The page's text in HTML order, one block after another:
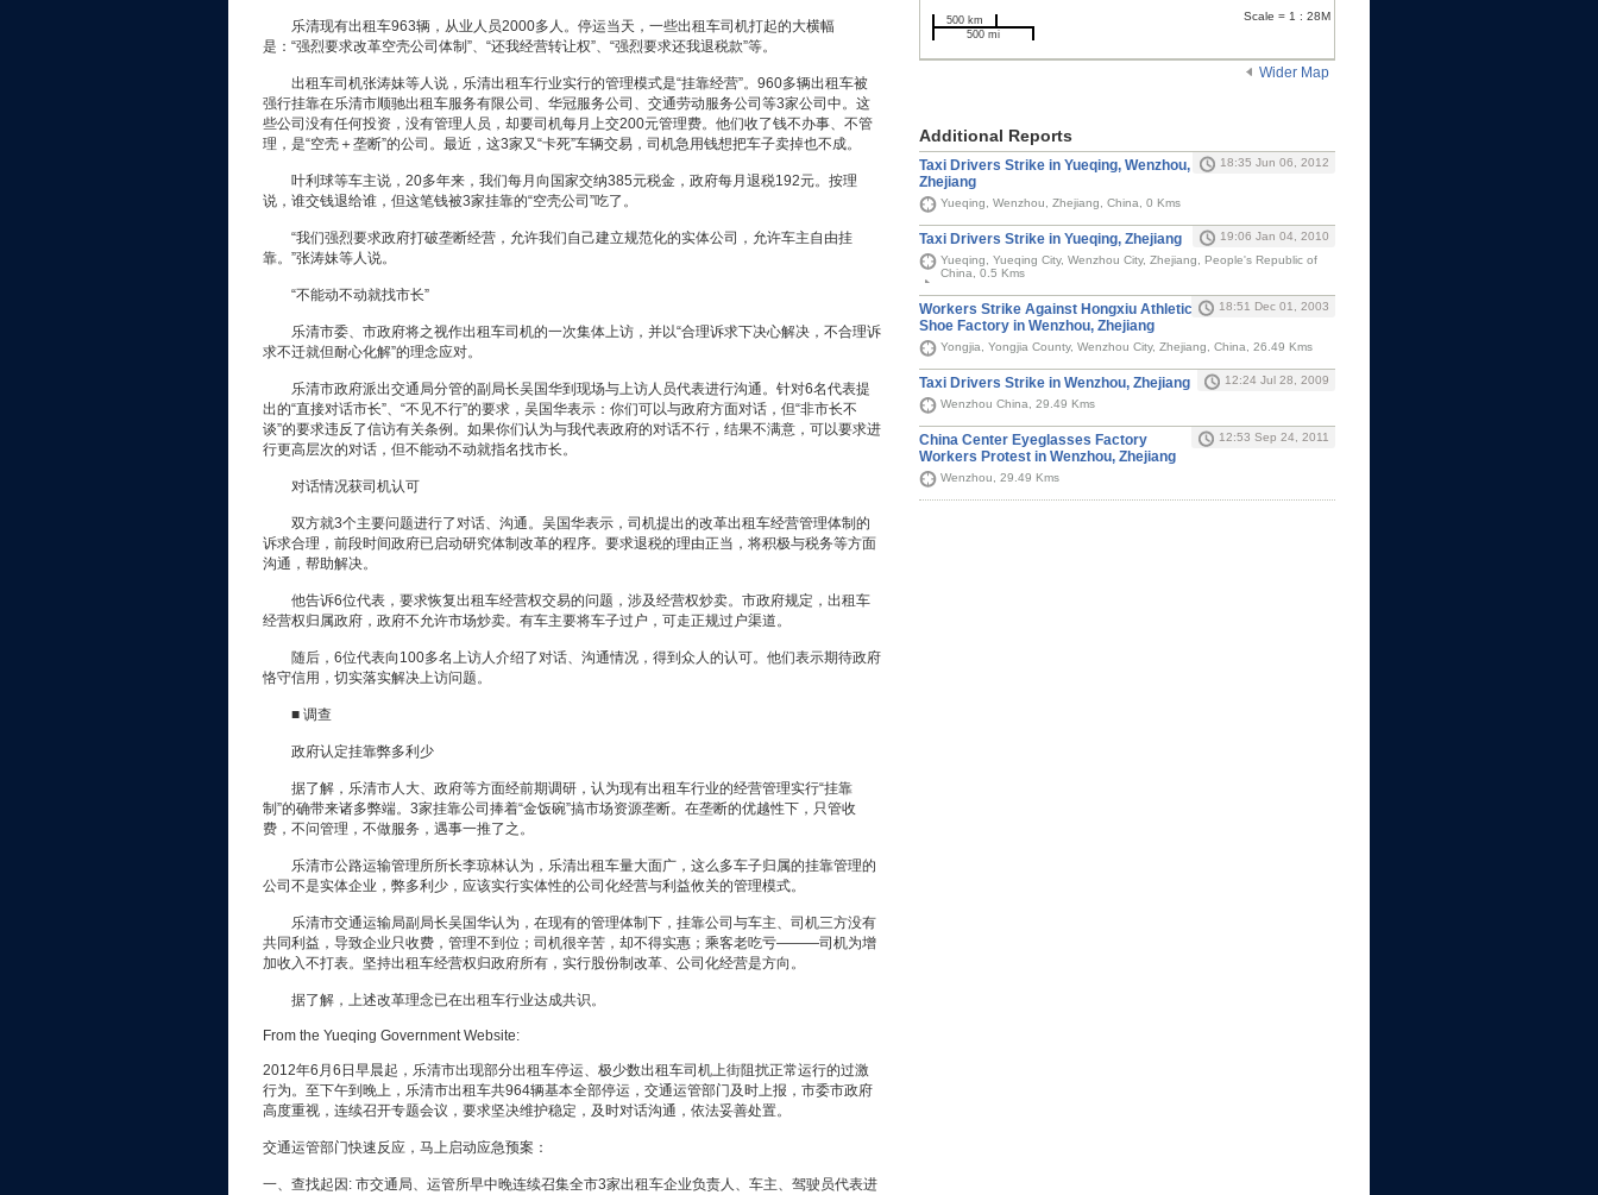
乐清现有出租车963辆，从业人员2000多人。停运当天，一些出租车司机打起的大横幅
是：“强烈要求改革空壳公司体制”、“还我经营转让权”、“强烈要求还我退税款”等。
出租车司机张涛妹等人说，乐清出租车行业实行的管理模式是“挂靠经营”。960多辆出租车被
强行挂靠在乐清市顺驰出租车服务有限公司、华冠服务公司、交通劳动服务公司等3家公司中。这
些公司没有任何投资，没有管理人员，却要司机每月上交200元管理费。他们收了钱不办事、不管
理，是“空壳＋垄断”的公司。最近，这3家又“卡死”车辆交易，司机急用钱想把车子卖掉也不成。
叶利球等车主说，20多年来，我们每月向国家交纳385元税金，政府每月退税192元。按理
说，谁交钱退给谁，但这笔钱被3家挂靠的“空壳公司”吃了。
“我们强烈要求政府打破垄断经营，允许我们自己建立规范化的实体公司，允许车主自由挂
靠。”张涛妹等人说。
“不能动不动就找市长”
乐清市委、市政府将之视作出租车司机的一次集体上访，并以“合理诉求下决心解决，不合理诉
求不迁就但耐心化解”的理念应对。
乐清市政府派出交通局分管的副局长吴国华到现场与上访人员代表进行沟通。针对6名代表提
出的“直接对话市长”、“不见不行”的要求，吴国华表示：你们可以与政府方面对话，但“非市长不
谈”的要求违反了信访有关条例。如果你们认为与我代表政府的对话不行，结果不满意，可以要求进
行更高层次的对话，但不能动不动就指名找市长。
对话情况获司机认可
双方就3个主要问题进行了对话、沟通。吴国华表示，司机提出的改革出租车经营管理体制的
诉求合理，前段时间政府已启动研究体制改革的程序。要求退税的理由正当，将积极与税务等方面
沟通，帮助解决。
他告诉6位代表，要求恢复出租车经营权交易的问题，涉及经营权炒卖。市政府规定，出租车
经营权归属政府，政府不允许市场炒卖。有车主要将车子过户，可走正规过户渠道。
随后，6位代表向100多名上访人介绍了对话、沟通情况，得到众人的认可。他们表示期待政府
恪守信用，切实落实解决上访问题。
■ 调查
政府认定挂靠弊多利少
据了解，乐清市人大、政府等方面经前期调研，认为现有出租车行业的经营管理实行“挂靠
制”的确带来诸多弊端。3家挂靠公司捧着“金饭碗”搞市场资源垄断。在垄断的优越性下，只管收
费，不问管理，不做服务，遇事一推了之。
乐清市公路运输管理所所长李琼林认为，乐清出租车量大面广，这么多车子归属的挂靠管理的
公司不是实体企业，弊多利少，应该实行实体性的公司化经营与利益攸关的管理模式。
乐清市交通运输局副局长吴国华认为，在现有的管理体制下，挂靠公司与车主、司机三方没有
共同利益，导致企业只收费，管理不到位；司机很辛苦，却不得实惠；乘客老吃亏———司机为增
加收入不打表。坚持出租车经营权归政府所有，实行股份制改革、公司化经营是方向。
据了解，上述改革理念已在出租车行业达成共识。
From the Yueqing Government Website:
2012年6月6日早晨起，乐清市出现部分出租车停运、极少数出租车司机上街阻扰正常运行的过激
行为。至下午到晚上，乐清市出租车共964辆基本全部停运，交通运管部门及时上报，市委市政府
高度重视，连续召开专题会议，要求坚决维护稳定，及时对话沟通，依法妥善处置。
交通运管部门快速反应，马上启动应急预案：
一、查找起因: 市交通局、运管所早中晚连续召集全市3家出租车企业负责人、车主、驾驶员代表进
500 km
500 mi
Scale = 1 : 28M
Wider Map
Additional Reports
Taxi Drivers Strike in Yueqing, Wenzhou,
Zhejiang
18:35 Jun 06, 2012
Yueqing, Wenzhou, Zhejiang, China, 0 Kms
Taxi Drivers Strike in Yueqing, Zhejiang
19:06 Jan 04, 2010
Yueqing, Yueqing City, Wenzhou City, Zhejiang, People's Republic of
China, 0.5 Kms
Workers Strike Against Hongxiu Athletic
Shoe Factory in Wenzhou, Zhejiang
18:51 Dec 01, 2003
Yongjia, Yongjia County, Wenzhou City, Zhejiang, China, 26.49 Kms
Taxi Drivers Strike in Wenzhou, Zhejiang
12:24 Jul 28, 2009
Wenzhou China, 29.49 Kms
China Center Eyeglasses Factory
Workers Protest in Wenzhou, Zhejiang
12:53 Sep 24, 2011
Wenzhou, 29.49 Kms